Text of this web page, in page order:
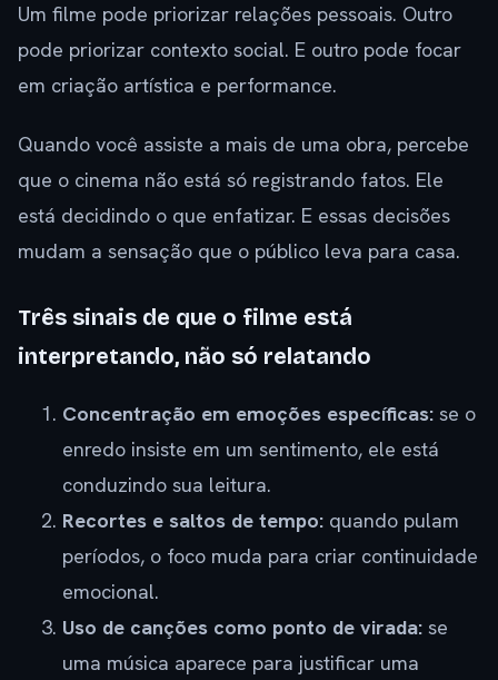
Um filme pode priorizar relações pessoais. Outro
pode priorizar contexto social. E outro pode focar
em criação artística e performance.
Quando você assiste a mais de uma obra, percebe
que o cinema não está só registrando fatos. Ele
está decidindo o que enfatizar. E essas decisões
mudam a sensação que o público leva para casa.
Três sinais de que o filme está
interpretando, não só relatando
Concentração em emoções específicas: se o
enredo insiste em um sentimento, ele está
conduzindo sua leitura.
Recortes e saltos de tempo: quando pulam
períodos, o foco muda para criar continuidade
emocional.
Uso de canções como ponto de virada: se
uma música aparece para justificar uma